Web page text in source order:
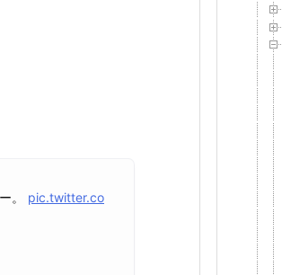
。 pic.twitter.co